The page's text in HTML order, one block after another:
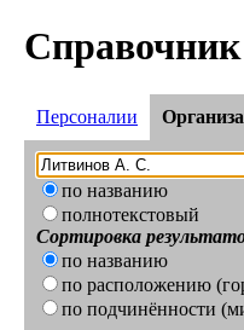
Персоналии
по названию
полнотекстовый
Сортировка
по названию
по расположению
по подчинённости